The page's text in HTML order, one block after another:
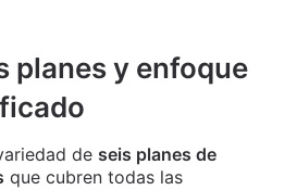
planes y enfoque
de seis planes de
que cubren todas las